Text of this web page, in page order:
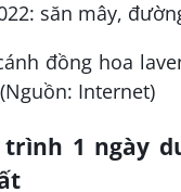
đồng hoa
Internet)
1 ngày